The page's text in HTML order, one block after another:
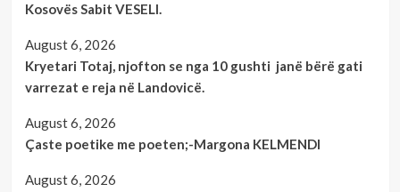
Kosovës Sabit VESELI.
August 6, 2026
Kryetari Totaj, njofton se nga 10 gushti janë bërë gati
varrezat e reja në Landovicë.
August 6, 2026
Çaste poetike me poeten;-Margona KELMENDI
August 6, 2026